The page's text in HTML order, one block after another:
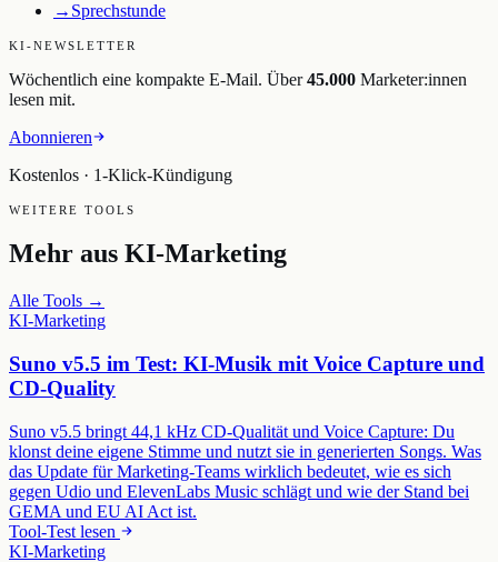
→ Sprechstunde
KI-NEWSLETTER
Wöchentlich eine kompakte E-Mail. Über 45.000 Marketer:innen
lesen mit.
Abonnieren
Kostenlos · 1-Klick-Kündigung
WEITERE TOOLS
Mehr aus KI-Marketing
Alle Tools →
KI-Marketing
Suno v5.5 im Test: KI-Musik mit Voice Capture und
CD-Quality
Suno v5.5 bringt 44,1 kHz CD-Qualität und Voice Capture: Du
klonst deine eigene Stimme und nutzt sie in generierten Songs. Was
das Update für Marketing-Teams wirklich bedeutet, wie es sich
gegen Udio und ElevenLabs Music schlägt und wie der Stand bei
GEMA und EU AI Act ist.
Tool-Test lesen
KI-Marketing